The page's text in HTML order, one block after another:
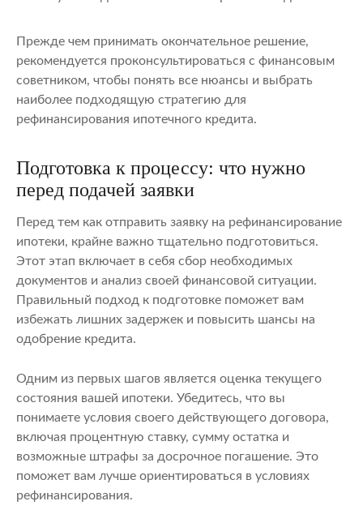
Прежде чем принимать окончательное решение,
рекомендуется проконсультироваться с финансовым
советником, чтобы понять все нюансы и выбрать
наиболее подходящую стратегию для
рефинансирования ипотечного кредита.
Подготовка к процессу: что нужно
перед подачей заявки
Перед тем как отправить заявку на рефинансирование
ипотеки, крайне важно тщательно подготовиться.
Этот этап включает в себя сбор необходимых
документов и анализ своей финансовой ситуации.
Правильный подход к подготовке поможет вам
избежать лишних задержек и повысить шансы на
одобрение кредита.
Одним из первых шагов является оценка текущего
состояния вашей ипотеки. Убедитесь, что вы
понимаете условия своего действующего договора,
включая процентную ставку, сумму остатка и
возможные штрафы за досрочное погашение. Это
поможет вам лучше ориентироваться в условиях
рефинансирования.